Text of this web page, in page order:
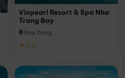
Vinpearl Resort & Spa Nha
Trang Bay
Nha Trang
★ 5.0